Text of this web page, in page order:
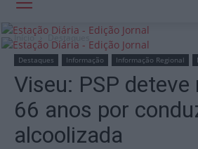
Início Destaques
Destaques Informação Informação Regional
Viseu: PSP deteve
66 anos por
alcoolizada